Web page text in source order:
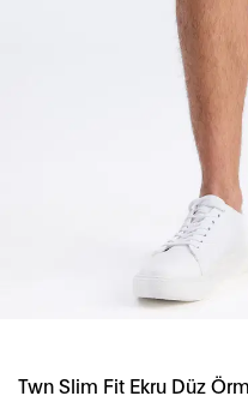
Twn Slim Fit Ekru Düz